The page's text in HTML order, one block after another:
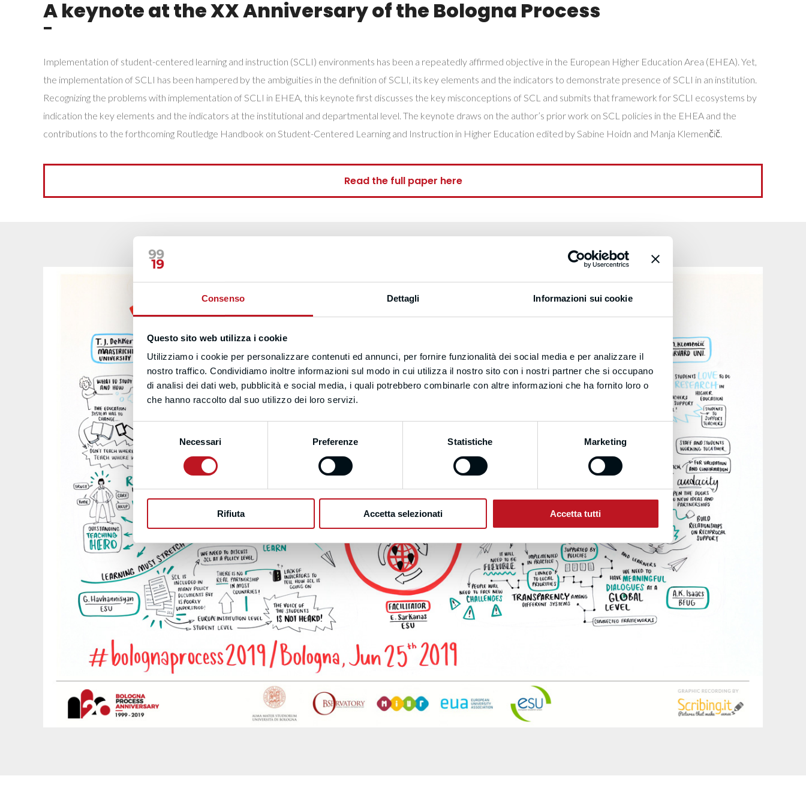
Consenso Dettagli Informazioni sui cookie
Questo sito web utilizza i cookie
Utilizziamo i cookie per personalizzare contenuti ed annunci, per fornire funzionalità dei social media e per analizzare il
nostro traffico. Condividiamo inoltre informazioni sul modo in cui utilizza il nostro sito con i nostri partner che si occupano
di analisi dei dati web, pubblicità e social media, i quali potrebbero combinarle con altre informazioni che ha fornito loro o
che hanno raccolto dal suo utilizzo dei loro servizi.
Selezione
del
consenso
Necessari Preferenze Statistiche Marketing
Rifiuta Accetta selezionati Accetta tutti
A keynote at the XX Anniversary of the Bologna Process
¯
Implementation of student-centered learning and instruction (SCLI) environments has been a repeatedly affirmed objective in the European Higher Education Area (EHEA). Yet,
the implementation of SCLI has been hampered by the ambiguities in the definition of SCLI, its key elements and the indicators to demonstrate presence of SCLI in an institution.
Recognizing the problems with implementation of SCLI in EHEA, this keynote first discusses the key misconceptions of SCL and submits that framework for SCLI ecosystems by
indication the key elements and the indicators at the institutional and departmental level. The keynote draws on the author’s prior work on SCL policies in the EHEA and the
contributions to the forthcoming Routledge Handbook on Student-Centered Learning and Instruction in Higher Education edited by Sabine Hoidn and Manja Klemenčič.
Read the full paper here